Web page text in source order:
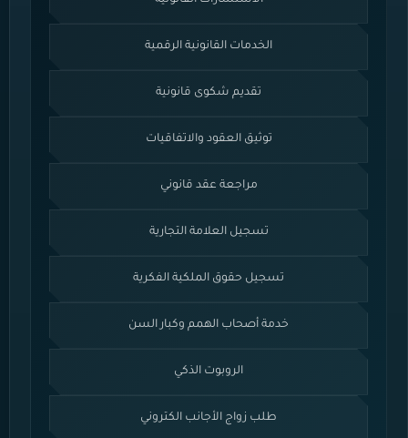
الخدمات القانونية الرقمية
تقديم شكوى قانونية
توثيق العقود والاتفاقيات
مراجعة عقد قانوني
تسجيل العلامة التجارية
تسجيل حقوق الملكية الفكرية
خدمة أصحاب الهمم وكبار السن
الروبوت الذكي
طلب زواج الأجانب الكتروني